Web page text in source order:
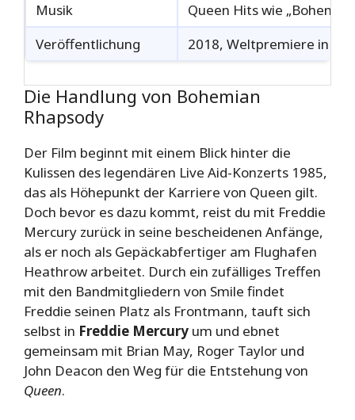
Musik
Queen Hits wie
Veröffentlichung
2018, Weltpremiere in
Die Handlung von Bohemian
Rhapsody
Der Film beginnt mit einem Blick hinter die
Kulissen des legendären Live Aid-Konzerts 1985,
das als Höhepunkt der Karriere von Queen gilt.
Doch bevor es dazu kommt, reist du mit Freddie
Mercury zurück in seine bescheidenen Anfänge,
als er noch als Gepäckabfertiger am Flughafen
Heathrow arbeitet. Durch ein zufälliges Treffen
mit den Bandmitgliedern von Smile findet
Freddie seinen Platz als Frontmann, tauft sich
selbst in Freddie Mercury um und ebnet
gemeinsam mit Brian May, Roger Taylor und
John Deacon den Weg für die Entstehung von
Queen.